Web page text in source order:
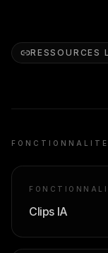
RESSOURCES
Clips IA